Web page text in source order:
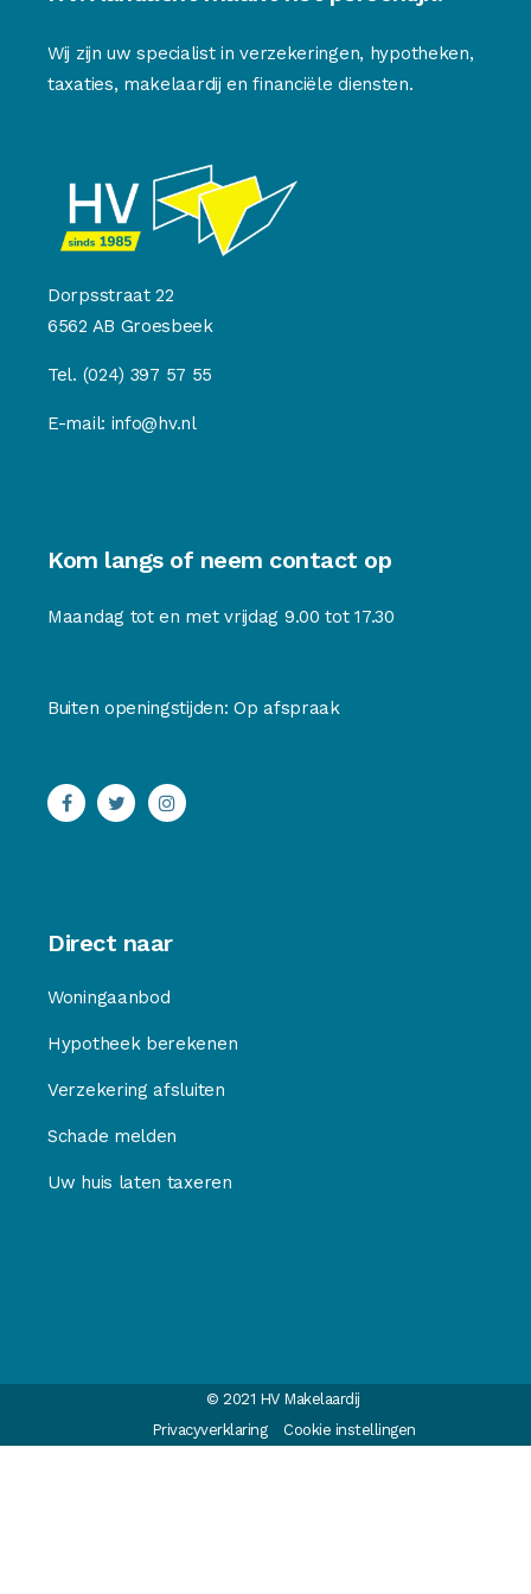
Wij zijn uw specialist in verzekeringen, hypotheken,
taxaties, makelaardij en financiële diensten.
Dorpsstraat 22
6562 AB Groesbeek
Tel. (024) 397 57 55
E-mail: info@hv.nl
Kom langs of neem contact op
Maandag tot en met vrijdag 9.00 tot 17.30
Buiten openingstijden: Op afspraak
Direct naar
Woningaanbod
Hypotheek berekenen
Verzekering afsluiten
Schade melden
Uw huis laten taxeren
© 2021 HV Makelaardij
Privacyverklaring
Cookie instellingen